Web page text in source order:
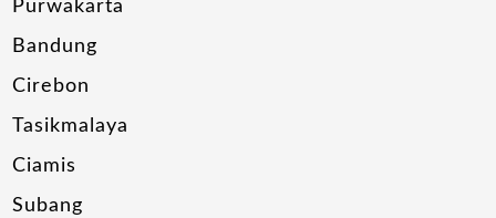
Purwakarta
Bandung
Cirebon
Tasikmalaya
Ciamis
Subang